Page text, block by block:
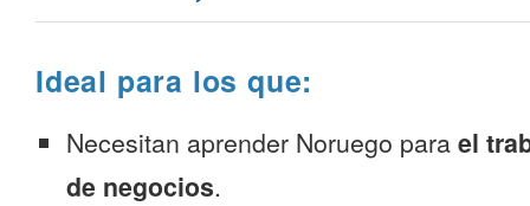
Ideal para los que:
Necesitan aprender Noruego para el
de negocios.